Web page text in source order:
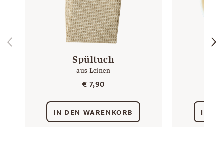
Spültuch
aus Leinen
€7,90
IN DEN WARENKORB IN